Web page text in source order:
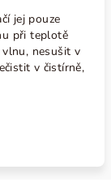
jej pouze
při teplotě
nesušit v
v čistírně,